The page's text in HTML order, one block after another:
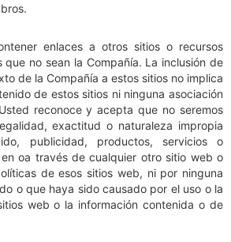
enlaces a otros sitios o recursos
no sean la Compañía. La inclusión de
de la Compañía a estos sitios no implica
de estos sitios ni ninguna asociación
reconoce y acepta que no seremos
exactitud o naturaleza impropia
publicidad, productos, servicios o
oa través de cualquier otro sitio web o
de esos sitios web, ni por ninguna
o que haya sido causado por el uso o la
web o la información contenida o de